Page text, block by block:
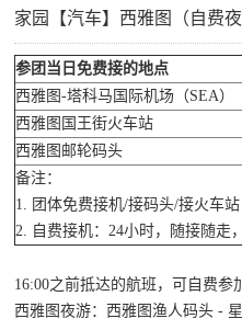
家园【汽车】西雅图（自费
参团当日免费接的地点
西雅图-塔科马国际机场（SEA）
西雅图国王街火车站
西雅图邮轮码头
备注：
1. 团体免费接机/接码头/接火车
2. 自费接机：24小时，随接随走
16:00之前抵达的航班，可自费参
西雅图夜游：西雅图渔人码头 -